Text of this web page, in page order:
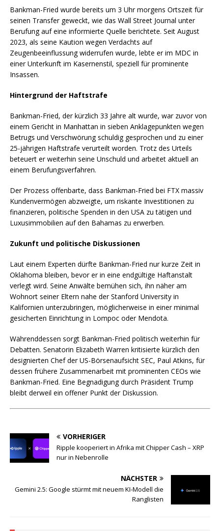
Bankman-Fried wurde bereits um 3 Uhr morgens Ortszeit für
seinen Transfer geweckt, wie das Wall Street Journal unter
Berufung auf eine informierte Quelle berichtete. Seit August
2023, als seine Kaution wegen Verdachts auf
Zeugenbeeinflussung widerrufen wurde, lebte er im MDC in
einer Unterkunft im Kasernenstil, speziell für prominente
Insassen.
Hintergrund der Haftstrafe
Bankman-Fried, der kürzlich 33 Jahre alt wurde, war zuvor von
einem Gericht in Manhattan in sieben Anklagepunkten wegen
Betrugs und Verschwörung schuldig gesprochen und zu einer
25-jährigen Haftstrafe verurteilt worden. Trotz des Urteils
beteuert er weiterhin seine Unschuld und arbeitet aktuell an
einem Berufungsverfahren.
Der Prozess offenbarte, dass Bankman-Fried bei FTX massiv
Kundenvermögen abzweigte, um riskante Investitionen zu
finanzieren, politische Spenden in den USA zu tätigen und
Luxusimmobilien auf den Bahamas zu erwerben.
Zukunft und politische Diskussionen
Laut einem Experten dürfte Bankman-Fried nur kurze Zeit in
Oklahoma bleiben, bevor er in eine endgültige Haftanstalt
verlegt wird. Seine Anwälte bemühen sich, ihn näher am
Wohnort seiner Eltern nahe der Stanford University in
Kalifornien unterzubringen, möglicherweise in einer minimal
gesicherten Einrichtung in Lompoc oder Mendota.
Währenddessen sorgt Bankman-Fried politisch weiterhin für
Debatten. Senatorin Elizabeth Warren kritisierte kürzlich den
designierten Chef der US-Börsenaufsicht SEC, Paul Atkins, für
dessen frühere Zusammenarbeit mit prominenten CEOs wie
Bankman-Fried. Eine Begnadigung durch Präsident Trump
bleibt derweil ein offener Punkt der Diskussion.
VORHERIGER
Ripple kooperiert in Afrika mit Chipper Cash – XRP
nur in Nebenrolle
NÄCHSTER
Gemini 2.5: Google stürmt mit neuem KI-Modell die
Ranglisten